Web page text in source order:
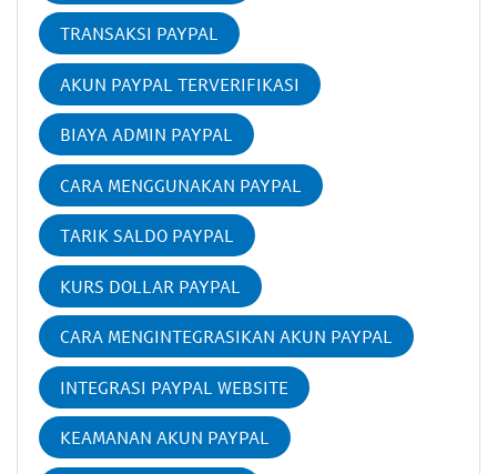
TRANSAKSI PAYPAL
AKUN PAYPAL TERVERIFIKASI
BIAYA ADMIN PAYPAL
CARA MENGGUNAKAN PAYPAL
TARIK SALDO PAYPAL
KURS DOLLAR PAYPAL
CARA MENGINTEGRASIKAN AKUN PAYPAL
INTEGRASI PAYPAL WEBSITE
KEAMANAN AKUN PAYPAL